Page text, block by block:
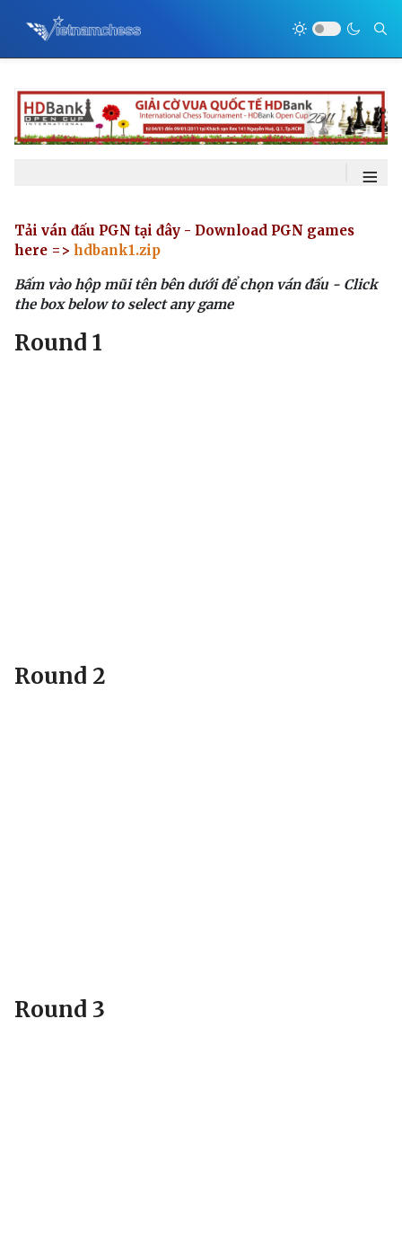
≡
Tải ván đấu PGN tại đây - Download PGN games
here => hdbank1.zip
Bấm vào hộp mũi tên bên dưới để chọn ván đấu - Click
the box below to select any game
Round 1
Round 2
Round 3